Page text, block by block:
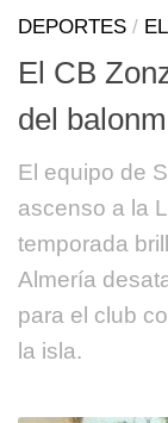
DEPORTES /
El CB
del
El equipo de
ascenso a la
temporada
Almería
para el club
la isla.